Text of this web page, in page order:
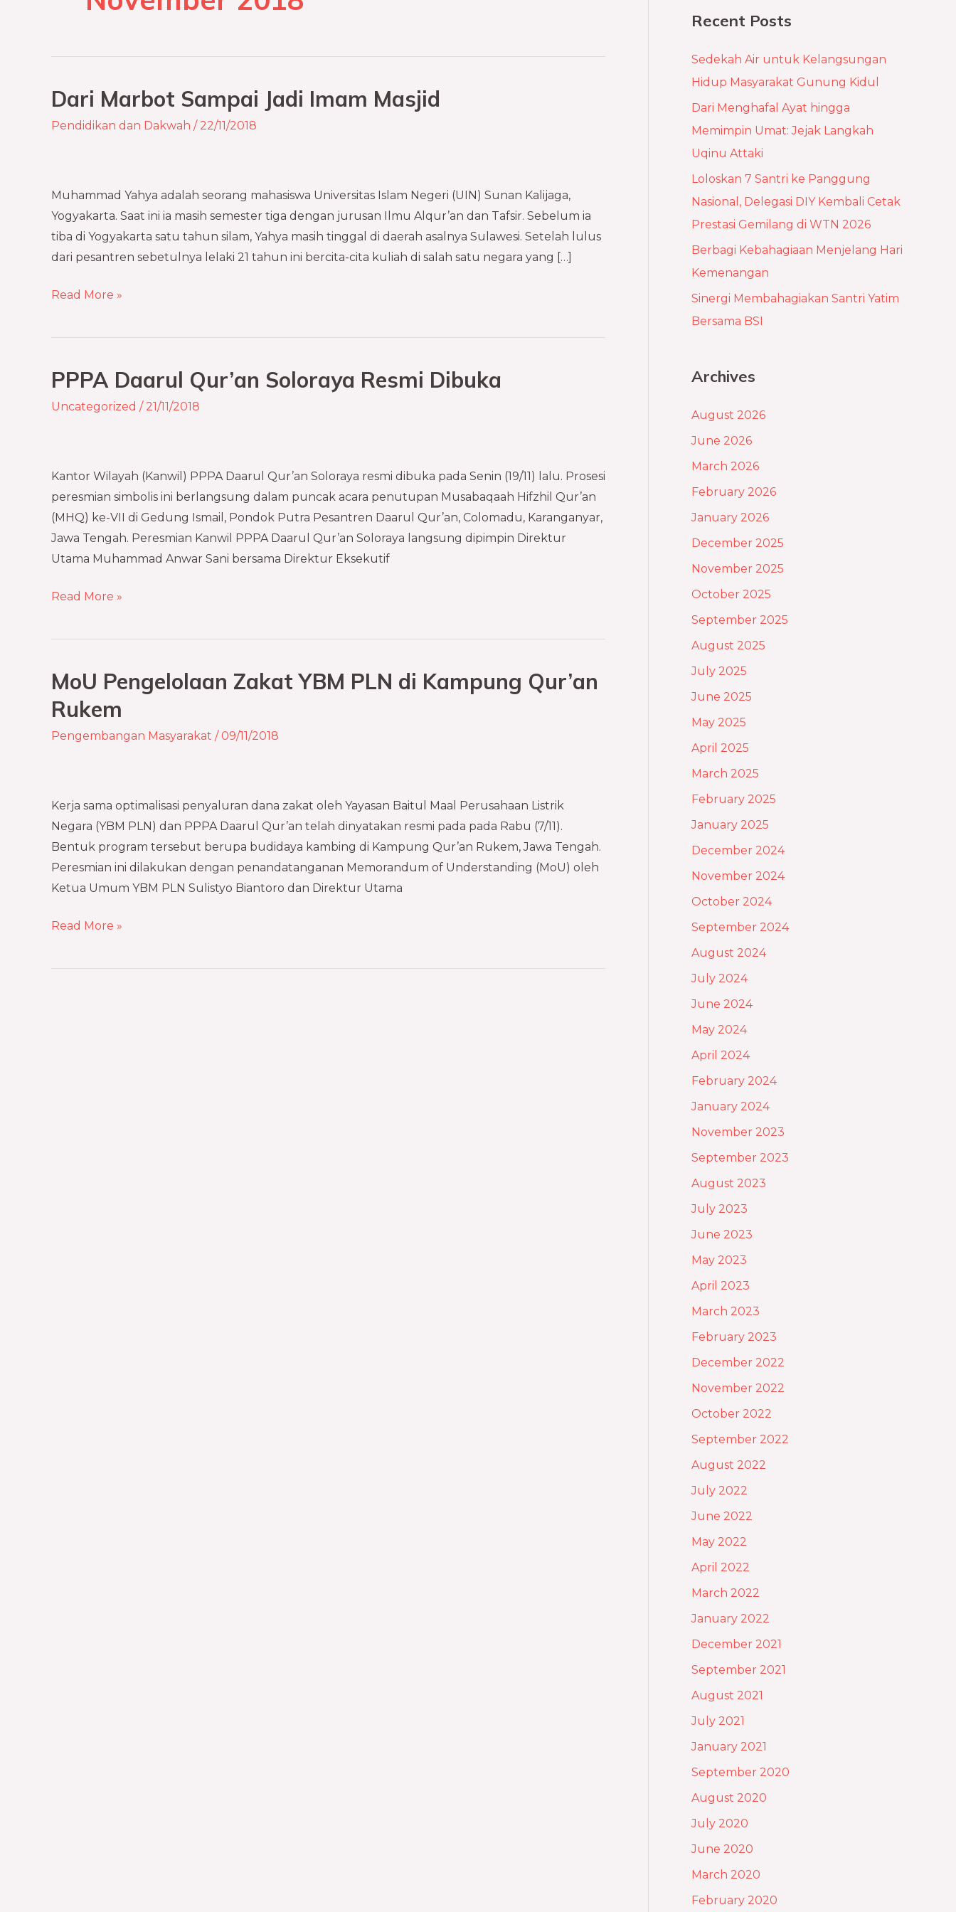
Dari Marbot Sampai Jadi Imam Masjid
Pendidikan dan Dakwah / 22/11/2018
Muhammad Yahya adalah seorang mahasiswa Universitas Islam Negeri (UIN) Sunan Kalijaga,
Yogyakarta. Saat ini ia masih semester tiga dengan jurusan Ilmu Alqur’an dan Tafsir. Sebelum ia
tiba di Yogyakarta satu tahun silam, Yahya masih tinggal di daerah asalnya Sulawesi. Setelah lulus
dari pesantren sebetulnya lelaki 21 tahun ini bercita-cita kuliah di salah satu negara yang […]
Dari
Masjid
Read More »
PPPA Daarul Qur’an Soloraya Resmi Dibuka
Uncategorized / 21/11/2018
Kantor Wilayah (Kanwil) PPPA Daarul Qur’an Soloraya resmi dibuka pada Senin (19/11) lalu. Prosesi
peresmian simbolis ini berlangsung dalam puncak acara penutupan Musabaqaah Hifzhil Qur’an
(MHQ) ke-VII di Gedung Ismail, Pondok Putra Pesantren Daarul Qur’an, Colomadu, Karanganyar,
Jawa Tengah. Peresmian Kanwil PPPA Daarul Qur’an Soloraya langsung dipimpin Direktur
Utama Muhammad Anwar Sani bersama Direktur Eksekutif
PPPA
Dibuka
Read More »
MoU Pengelolaan Zakat YBM PLN di Kampung Qur’an
Rukem
Pengembangan Masyarakat /09/11/2018
Kerja sama optimalisasi penyaluran dana zakat oleh Yayasan Baitul Maal Perusahaan Listrik
Negara (YBM PLN) dan PPPA Daarul Qur’an telah dinyatakan resmi pada pada Rabu (7/11).
Bentuk program tersebut berupa budidaya kambing di Kampung Qur’an Rukem, Jawa Tengah.
Peresmian ini dilakukan dengan penandatanganan Memorandum of Understanding (MoU) oleh
Ketua Umum YBM PLN Sulistyo Biantoro dan Direktur Utama
MoU
Pengelolaan
Zakat
YBM
Kampung
Qur’an
Rukem
Read More »
c
h
f
o
r
Recent Posts
Sedekah Air untuk Kelangsungan
Hidup Masyarakat Gunung Kidul
Dari Menghafal Ayat hingga
Memimpin Umat: Jejak Langkah
Uqinu Attaki
Loloskan 7 Santri ke Panggung
Nasional, Delegasi DIY Kembali Cetak
Prestasi Gemilang di WTN 2026
Berbagi Kebahagiaan Menjelang Hari
Kemenangan
Sinergi Membahagiakan Santri Yatim
Bersama BSI
Archives
August 2026
June 2026
March 2026
February 2026
January 2026
December 2025
November 2025
October 2025
September 2025
August 2025
July 2025
June 2025
May 2025
April 2025
March 2025
February 2025
January 2025
December 2024
November 2024
October 2024
September 2024
August 2024
July 2024
June 2024
May 2024
April 2024
February 2024
January 2024
November 2023
September 2023
August 2023
July 2023
June 2023
May 2023
April 2023
March 2023
February 2023
December 2022
November 2022
October 2022
September 2022
August 2022
July 2022
June 2022
May 2022
April 2022
March 2022
January 2022
December 2021
September 2021
August 2021
July 2021
January 2021
September 2020
August 2020
July 2020
June 2020
March 2020
February 2020